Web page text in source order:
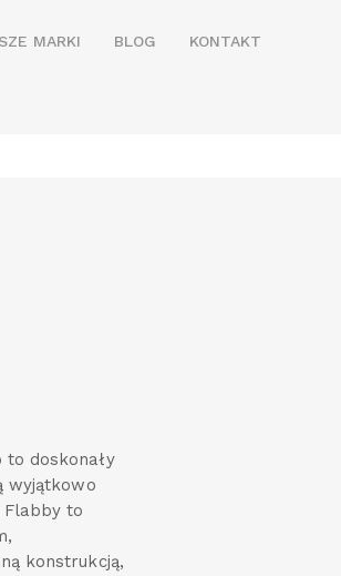
MARKI BLOG KONTAKT
doskonały
wyjątkowo
to
konstrukcją,